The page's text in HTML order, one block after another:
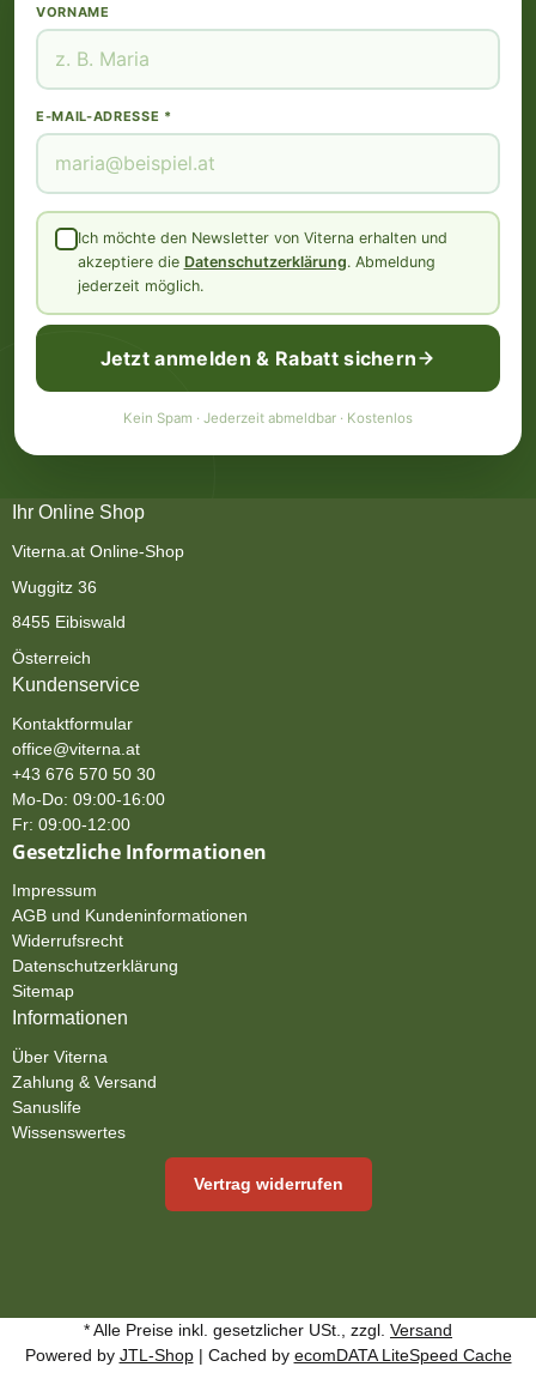
VORNAME
E-MAIL-ADRESSE *
Ich möchte den Newsletter von Viterna erhalten und
akzeptiere die Datenschutzerklärung. Abmeldung
jederzeit möglich.
Jetzt anmelden & Rabatt sichern
Kein Spam · Jederzeit abmeldbar · Kostenlos
Ihr Online Shop
Viterna.at Online-Shop
Wuggitz 36
8455 Eibiswald
Österreich
Kundenservice
Kontaktformular
office@viterna.at
+43 676 570 50 30
Mo-Do: 09:00-16:00
Fr: 09:00-12:00
Gesetzliche Informationen
Impressum
AGB und Kundeninformationen
Widerrufsrecht
Datenschutzerklärung
Sitemap
Informationen
Über Viterna
Zahlung & Versand
Sanuslife
Wissenswertes
Vertrag widerrufen
* Alle Preise inkl. gesetzlicher USt., zzgl. Versand
Powered by JTL-Shop| Cached by ecomDATA LiteSpeed Cache